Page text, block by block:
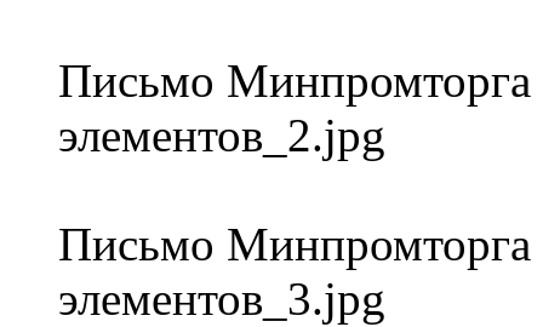
Письмо Минпромторга
элементов_2.jpg
Письмо Минпромторга
элементов_3.jpg